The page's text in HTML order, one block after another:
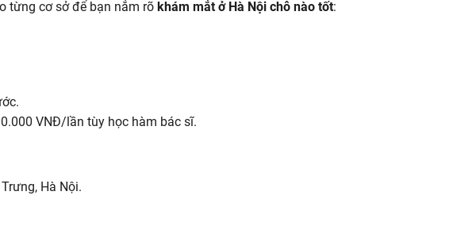
từng cơ sở để bạn nắm rõ khám mắt ở Hà Nội chỗ nào tốt:
VNĐ/lần tùy học hàm bác sĩ.
Hà Nội.